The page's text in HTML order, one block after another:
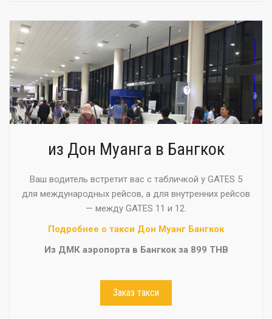
из Дон Муанга в Бангкок
Ваш водитель встретит вас с табличкой у GATES 5
для международных рейсов, а для внутренних рейсов
— между GATES 11 и 12.
Подробнее о такси Дон Муанг Бангкок
Из ДМК аэропорта в Бангкок за 899 THB
Заказ такси